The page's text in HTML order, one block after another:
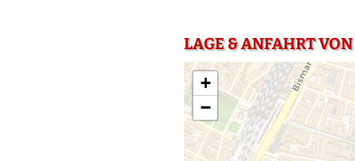
LAGE & ANFAHRT
+
−